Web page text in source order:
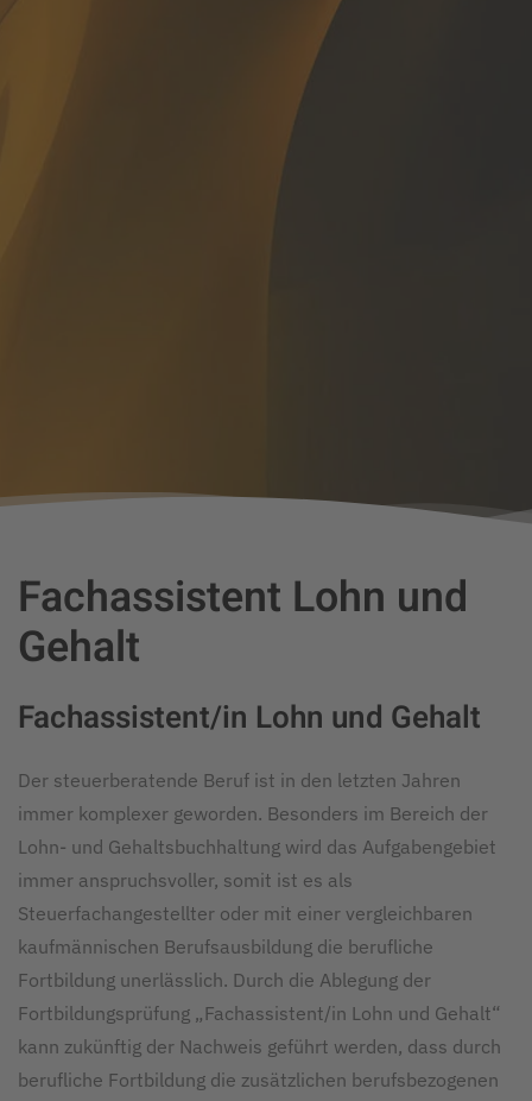
Fachassistent Lohn und
Gehalt
Fachassistent/in Lohn und Gehalt
Der steuerberatende Beruf ist in den letzten Jahren
immer komplexer geworden. Besonders im Bereich der
Lohn- und Gehaltsbuchhaltung wird das Aufgabengebiet
immer anspruchsvoller, somit ist es als
Steuerfachangestellter oder mit einer vergleichbaren
kaufmännischen Berufsausbildung die berufliche
Fortbildung unerlässlich. Durch die Ablegung der
Fortbildungsprüfung „Fachassistent/in Lohn und Gehalt“
kann zukünftig der Nachweis geführt werden, dass durch
berufliche Fortbildung die zusätzlichen berufsbezogenen